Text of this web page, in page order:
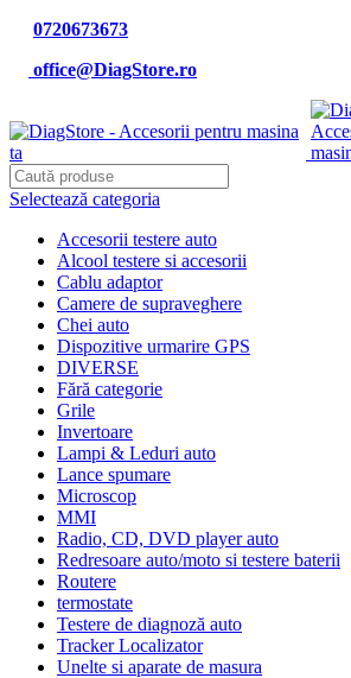
0720673673
office@DiagStore.ro
Selectează categoria
Accesorii testere auto
Alcool testere si accesorii
Cablu adaptor
Camere de supraveghere
Chei auto
Dispozitive urmarire GPS
DIVERSE
Fără categorie
Grile
Invertoare
Lampi & Leduri auto
Lance spumare
Microscop
MMI
Radio, CD, DVD player auto
Redresoare auto/moto si testere baterii
Routere
termostate
Testere de diagnoză auto
Tracker Localizator
Unelte si aparate de masura